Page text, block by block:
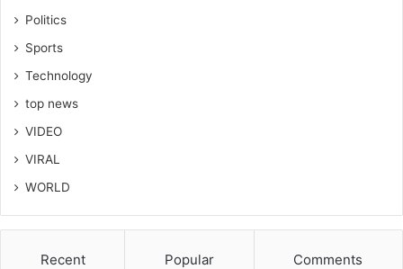
Politics
Sports
Technology
top news
VIDEO
VIRAL
WORLD
Recent Popular Comments